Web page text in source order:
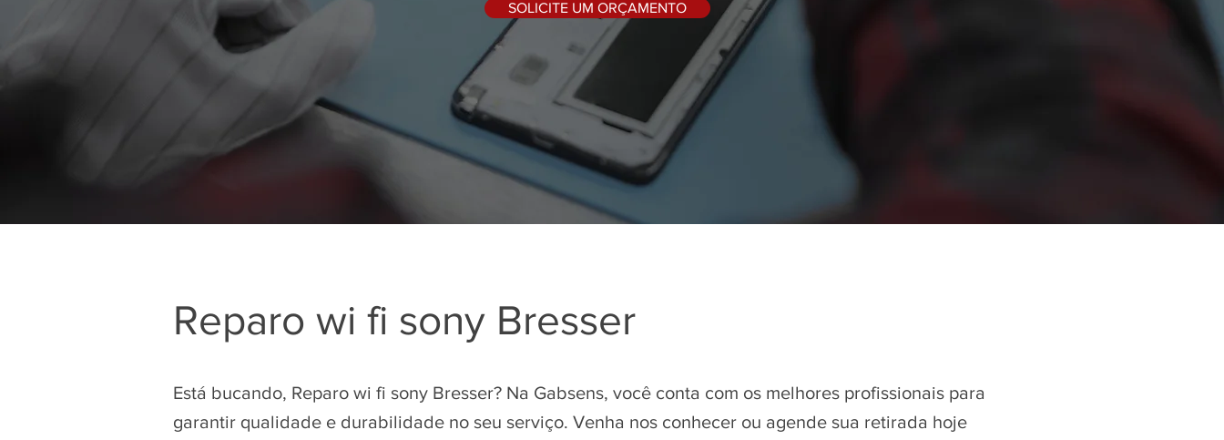
SOLICITE UM ORÇAMENTO
Reparo wi fi sony Bresser
Está bucando, Reparo wi fi sony Bresser? Na Gabsens, você conta com os melhores profissionais para
garantir qualidade e durabilidade no seu serviço. Venha nos conhecer ou agende sua retirada hoje